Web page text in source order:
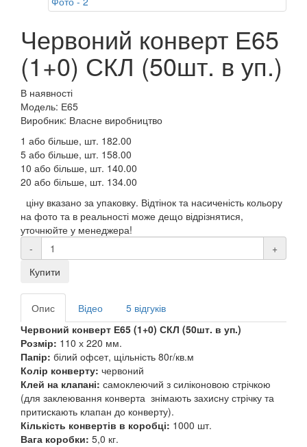
Червоний конверт Е65
(1+0) СКЛ (50шт. в уп.)
В наявності
Модель: Е65
Виробник: Власне виробництво
1 або більше, шт. 182.00
5 або більше, шт. 158.00
10 або більше, шт. 140.00
20 або більше, шт. 134.00
ціну вказано за упаковку. Відтінок та насиченість кольору
на фото та в реальності може дещо відрізнятися,
уточнюйте у менеджера!
-
+
Купити
Опис Відео
5 відгуків
Червоний конверт Е65 (1+0) СКЛ (50шт. в уп.)
Розмір: 110 х 220 мм.
Папір: білий офсет, щільність 80г/кв.м
Колір конверту: червоний
Клей на клапані: самоклеючий з силіконовою стрічкою
(для заклеювання конверта знімають захисну стрічку та
притискають клапан до конверту).
Кількість конвертів в коробці: 1000 шт.
Вага коробки: 5,0 кг.